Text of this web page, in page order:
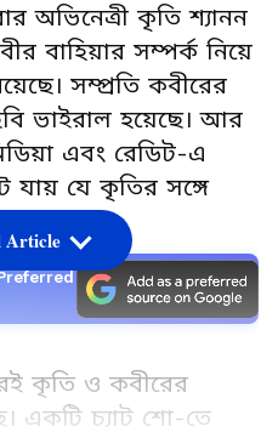
অভিনেত্রী কৃতি শ্যানন
বাহিয়ার সম্পর্ক নিয়ে
সম্প্রতি কবীরের
ভাইরাল হয়েছে। আর
এবং রেডিট-এ
যে কৃতির সঙ্গে
কৃতি ও কবীরের
একটি চ্যাট শো-তে
Article